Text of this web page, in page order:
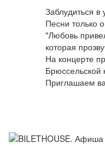
Заблудиться
Песни только
"Любовь
которая
На концерте
Брюссельской
Приглашаем